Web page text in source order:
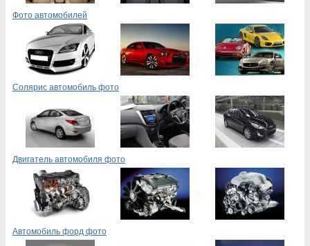
Фото автомобилей
Солярис автомобиль фото
Двигатель автомобиля фото
Автомобиль форд фото